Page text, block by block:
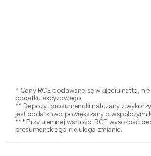
* Ceny RCE podawane są w ujęciu netto, nie
podatku akcyzowego.
** Depozyt prosumencki naliczany z
jest dodatkowo powiększany o
*** Przy ujemnej wartości RCE wysokość
prosumenckiego nie ulega zmianie.